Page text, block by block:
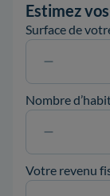
Estimez
Surface de
Nombre
Votre revenu